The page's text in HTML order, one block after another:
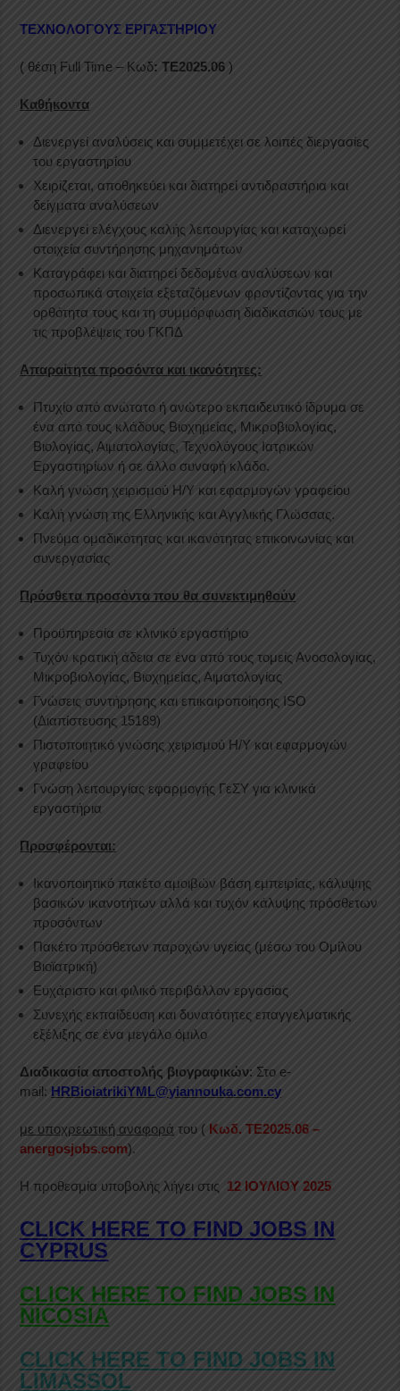
ΤΕΧΝΟΛΟΓΟΥΣ ΕΡΓΑΣΤΗΡΙΟΥ
( θέση Full Time – Κωδ:ΤΕ2025.06)
Καθήκοντα
Διενεργεί αναλύσεις και συμμετέχει σε λοιπές διεργασίες
του εργαστηρίου
Χειρίζεται, αποθηκεύει και διατηρεί αντιδραστήρια και
δείγματα αναλύσεων
Διενεργεί ελέγχους καλής λειτουργίας και καταχωρεί
στοιχεία συντήρησης μηχανημάτων
Καταγράφει και διατηρεί δεδομένα αναλύσεων και
προσωπικά στοιχεία εξεταζόμενων φροντίζοντας για την
ορθότητα τους και τη συμμόρφωση διαδικασιών τους με
τις προβλέψεις του ΓΚΠΔ
Απαραίτητα προσόντα και ικανότητες:
Πτυχίο από ανώτατο ή ανώτερο εκπαιδευτικό ίδρυμα σε
ένα από τους κλάδους Βιοχημείας, Μικροβιολογίας,
Βιολογίας, Αιματολογίας, Τεχνολόγους Ιατρικών
Εργαστηρίων ή σε άλλο συναφή κλάδο.
Καλή γνώση χειρισμού Η/Υ και εφαρμογών γραφείου
Καλή γνώση της Ελληνικής και Αγγλικής Γλώσσας.
Πνεύμα ομαδικότητας και ικανότητας επικοινωνίας και
συνεργασίας
Πρόσθετα προσόντα που θα συνεκτιμηθούν
Προϋπηρεσία σε κλινικό εργαστήριο
Τυχόν κρατική άδεια σε ένα από τους τομείς Ανοσολογίας,
Μικροβιολογίας, Βιοχημείας, Αιματολογίας
Γνώσεις συντήρησης και επικαιροποίησης ISO
(Διαπίστευσης 15189)
Πιστοποιητικό γνώσης χειρισμού Η/Υ και εφαρμογών
γραφείου
Γνώση λειτουργίας εφαρμογής ΓεΣΥ για κλινικά
εργαστήρια
Προσφέρονται:
Ικανοποιητικό πακέτο αμοιβών βάση εμπειρίας, κάλυψης
βασικών ικανοτήτων αλλά και τυχόν κάλυψης πρόσθετων
προσόντων
Πακέτο πρόσθετων παροχών υγείας (μέσω του Ομίλου
Βιοϊατρική)
Ευχάριστο και φιλικό περιβάλλον εργασίας
Συνεχής εκπαίδευση και δυνατότητες επαγγελματικής
εξέλιξης σε ένα μεγάλο όμιλο
Διαδικασία αποστολής βιογραφικών: Στο e-
mail: HRBioiatrikiYML@yiannouka.com.cy
με υποχρεωτική αναφορά του ( Κωδ. ΤΕ2025.06 –
anergosjobs.com).
Η προθεσμία υποβολής λήγει στις 12 ΙΟΥΛΙΟΥ 2025
CLICK HERE TO FIND JOBS IN
CYPRUS
CLICK HERE TO FIND JOBS IN
NICOSIA
CLICK HERE TO FIND JOBS IN
LIMASSOL